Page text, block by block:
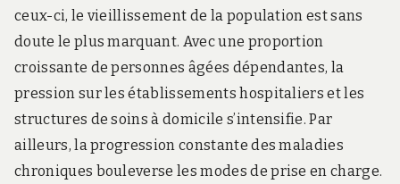
ceux-ci, le vieillissement de la population est sans
doute le plus marquant. Avec une proportion
croissante de personnes âgées dépendantes, la
pression sur les établissements hospitaliers et les
structures de soins à domicile s’intensifie. Par
ailleurs, la progression constante des maladies
chroniques bouleverse les modes de prise en charge.